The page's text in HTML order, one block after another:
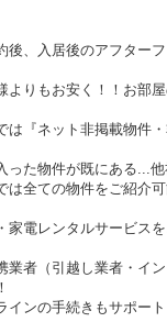
、入居後のアフターフ
りもお安く！！お部
『ネット非掲載物件・
った物件が既にある...他
全ての物件をご紹介可
電レンタルサービスを
者（引越し業者・イ
インの手続きもサポート